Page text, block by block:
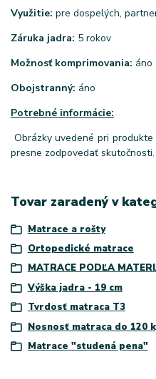
Využitie: pre dospelých,
Záruka jadra: 5 rokov
Možnosť komprimovania: áno
Obojstranný: áno
Potrebné informácie:
Obrázky uvedené pri
presne zodpovedať skutočnosti.
Tovar zaradený v
Matrace a rošty
Ortopedické matrace
MATRACE PODĽA
Výška jadra - 19 cm
Tvrdosť matraca T3
Nosnosť matraca do 120
Matrace "studená pena"